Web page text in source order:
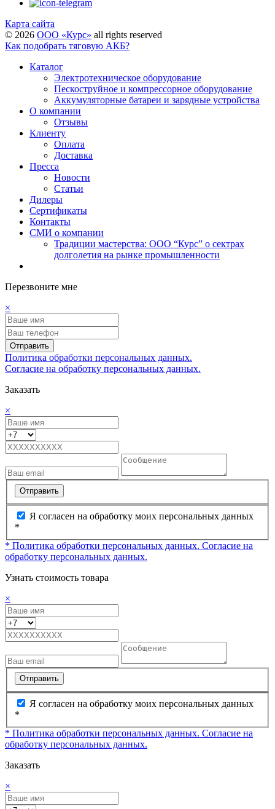
Карта сайта
© 2026 ООО «Курс» all rights reserved
Как подобрать тяговую АКБ?
Каталог
Электротехническое оборудование
Пескоструйное и компрессорное оборудование
Аккумуляторные батареи и зарядные устройства
О компании
Отзывы
Клиенту
Оплата
Доставка
Пресса
Новости
Статьи
Дилеры
Сертификаты
Контакты
СМИ о компании
Традиции мастерства: ООО “Курс” о сектрах
долголетия на рынке промышленности
Перезвоните мне
×
Отправить
Политика обработки персональных данных.
Согласие на обработку персональных данных.
Заказать
×
Отправить
Я согласен на обработку моих персональных данных
*
* Политика обработки персональных данных. Согласие на
обработку персональных данных.
Узнать стоимость товара
×
Отправить
Я согласен на обработку моих персональных данных
*
* Политика обработки персональных данных. Согласие на
обработку персональных данных.
Заказать
×